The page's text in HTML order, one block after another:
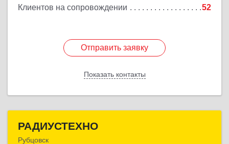
Клиентов на сопровождении 52
Отправить заявку
Показать контакты
Подробнее
Отправить заявку
Назад
РАДИУСТЕХНО
Рубцовск